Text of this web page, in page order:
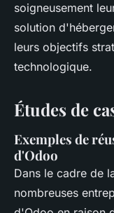
soigneusement
solution
leurs objectifs
technologique.
Études de
Exemples de
d'Odoo
Dans le cadre de
nombreuses